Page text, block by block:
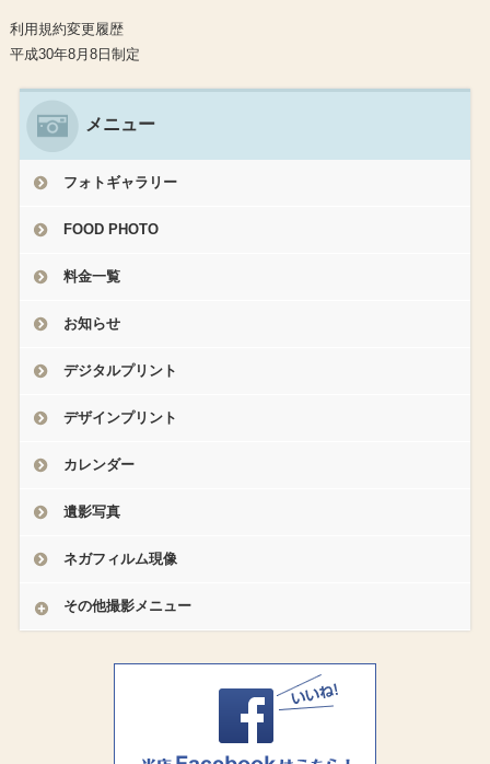
利用規約変更履歴
平成30年8月8日制定
メニュー
フォトギャラリー
FOOD PHOTO
料金一覧
お知らせ
デジタルプリント
デザインプリント
カレンダー
遺影写真
ネガフィルム現像
その他撮影メニュー